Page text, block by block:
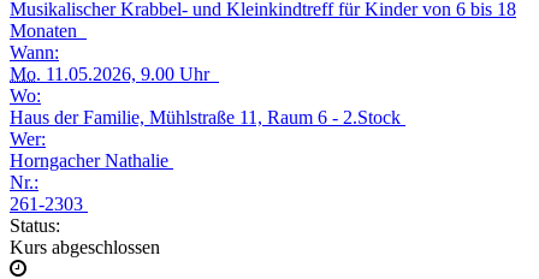
Musikalischer Krabbel- und Kleinkindtreff für Kinder von 6 bis 18
Monaten
Wann:
Mo. 11.05.2026, 9.00 Uhr
Wo:
Haus der Familie, Mühlstraße 11, Raum 6 - 2.Stock
Wer:
Horngacher Nathalie
Nr.:
261-2303
Status:
Kurs abgeschlossen